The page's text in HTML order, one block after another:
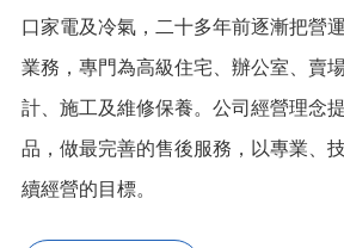
口家電及冷氣，二十多年前逐漸把營
業務，專門為高級住宅、辦公室、賣
計、施工及維修保養。公司經營理念
品，做最完善的售後服務，以專業、
續經營的目標。